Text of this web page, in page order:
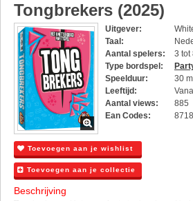
Tongbrekers (2025)
Uitgever:
Taal:
Aantal spelers:
3 tot
Type bordspel:
Speelduur:
30
Leeftijd:
Aantal views:
885
Ean Codes:
Toevoegen aan je wishlist
Toevoegen aan je collectie
Beschrijving